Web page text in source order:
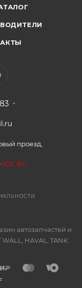
проезд,
(СБ, ВС -
автозапчастей и
HAVAL, TANK